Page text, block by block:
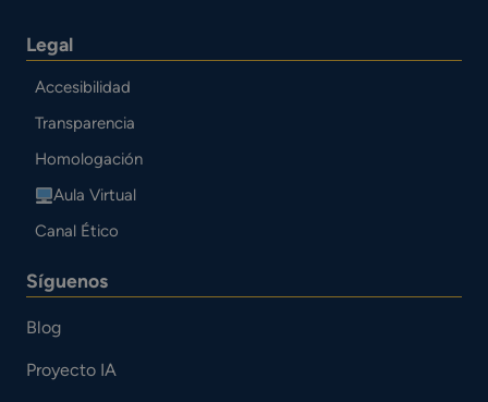
Legal
Accesibilidad
Transparencia
Homologación
Aula Virtual
Canal Ético
Síguenos
Blog
Proyecto IA